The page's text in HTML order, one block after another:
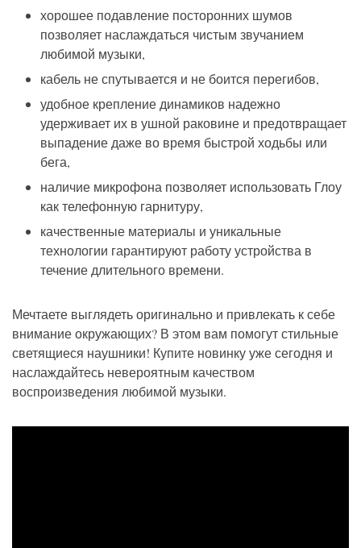
хорошее подавление посторонних шумов
позволяет наслаждаться чистым звучанием
любимой музыки,
кабель не спутывается и не боится перегибов,
удобное крепление динамиков надежно
удерживает их в ушной раковине и предотвращает
выпадение даже во время быстрой ходьбы или
бега,
наличие микрофона позволяет использовать Глоу
как телефонную гарнитуру,
качественные материалы и уникальные
технологии гарантируют работу устройства в
течение длительного времени.
Мечтаете выглядеть оригинально и привлекать к себе
внимание окружающих? В этом вам помогут стильные
светящиеся наушники! Купите новинку уже сегодня и
наслаждайтесь невероятным качеством
воспроизведения любимой музыки.